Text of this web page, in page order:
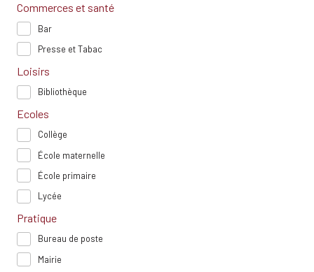
Commerces et santé
Bar
Presse et Tabac
Loisirs
Bibliothèque
Ecoles
Collège
École maternelle
École primaire
Lycée
Pratique
Bureau de poste
Mairie